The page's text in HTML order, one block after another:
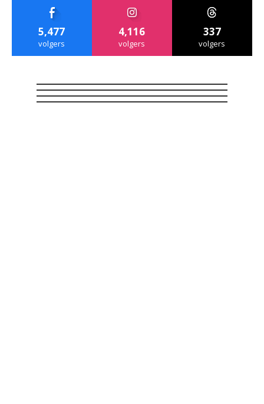
5,477
volgers
4,116
volgers
337
volgers